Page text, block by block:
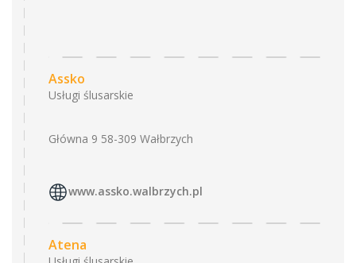
Assko
Usługi ślusarskie
Główna 9 58-309 Wałbrzych
www.assko.walbrzych.pl
Atena